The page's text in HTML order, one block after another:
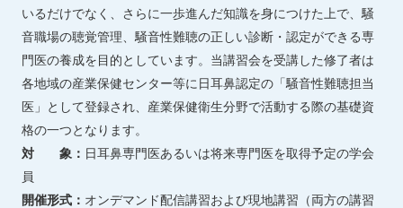
いるだけでなく、さらに一歩進んだ知識を身につけた上で、騒
音職場の聴覚管理、騒音性難聴の正しい診断・認定ができる専
門医の養成を目的としています。当講習会を受講した修了者は
各地域の産業保健センター等に日耳鼻認定の「騒音性難聴担当
医」として登録され、産業保健衛生分野で活動する際の基礎資
格の一つとなります。
対 象： 日耳鼻専門医あるいは将来専門医を取得予定の学会
員
開催形式： オンデマンド配信講習および現地講習（両方の講習